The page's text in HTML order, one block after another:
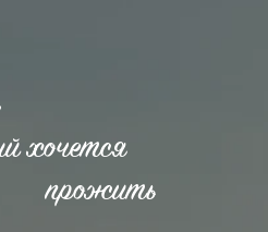
хочется
прожить